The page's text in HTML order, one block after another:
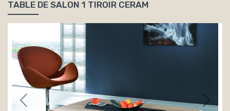
TABLE DE SALON 1 TIROIR CERAM